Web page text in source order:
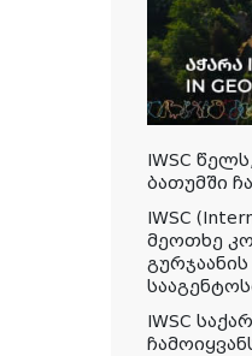
IWSC
ბათუმში
IWSC
მეოთხე
IWSC